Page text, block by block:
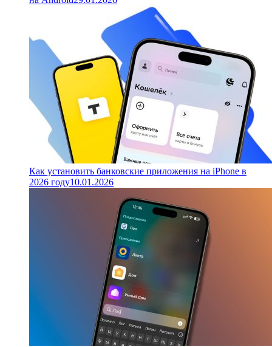
Как установить банковские приложения на iPhone в
2026 году10.01.2026